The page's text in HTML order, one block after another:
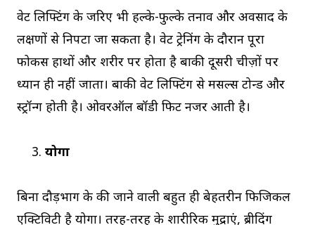
वेट लिफ्टिंग के जरिए भी हल्के-फुल्के तनाव और अवसाद के
लक्षणों से निपटा जा सकता है। वेट ट्रेनिंग के दौरान पूरा
फोकस हाथों और शरीर पर होता है बाकी दूसरी चीज़ों पर
ध्यान ही नहीं जाता। बाकी वेट लिफ्टिंग से मसल्स टोन्ड और
स्ट्रॉन्ग होती है। ओवरऑल बॉडी फिट नजर आती है।
योगा
बिना दौड़भाग के की जाने वाली बहुत ही बेहतरीन फिजिकल
एक्टिविटी है योगा। तरह-तरह के शारीरिक मुद्राएं, ब्रीदिंग